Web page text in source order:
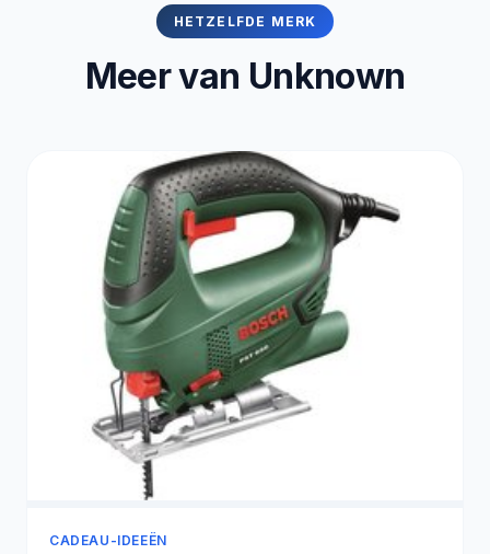
HETZELFDE MERK
Meer van Unknown
CADEAU-IDEEËN